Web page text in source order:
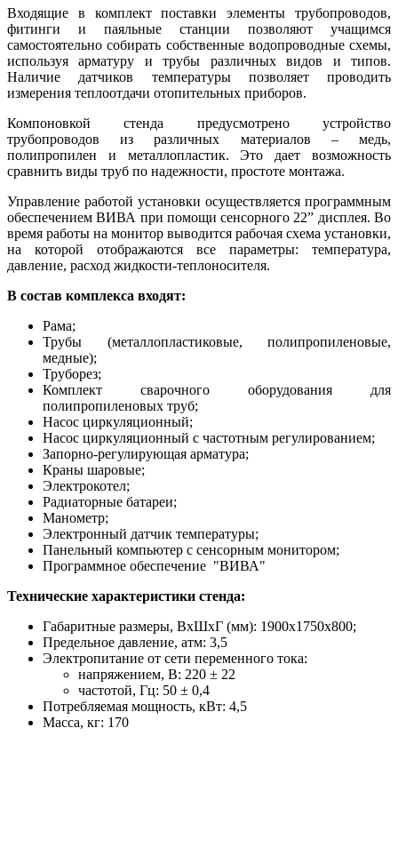
Входящие в комплект поставки элементы трубопроводов,
фитинги и паяльные станции позволяют учащимся
самостоятельно собирать собственные водопроводные схемы,
используя арматуру и трубы различных видов и типов.
Наличие датчиков температуры позволяет проводить
измерения теплоотдачи отопительных приборов.
Компоновкой стенда предусмотрено устройство
трубопроводов из различных материалов – медь,
полипропилен и металлопластик. Это дает возможность
сравнить виды труб по надежности, простоте монтажа.
Управление работой установки осуществляется программным
обеспечением ВИВА при помощи сенсорного 22” дисплея. Во
время работы на монитор выводится рабочая схема установки,
на которой отображаются все параметры: температура,
давление, расход жидкости-теплоносителя.
В состав комплекса входят:
Рама;
Трубы (металлопластиковые, полипропиленовые,
медные);
Труборез;
Комплект сварочного оборудования для
полипропиленовых труб;
Насос циркуляционный;
Насос циркуляционный с частотным регулированием;
Запорно-регулирующая арматура;
Краны шаровые;
Электрокотел;
Радиаторные батареи;
Манометр;
Электронный датчик температуры;
Панельный компьютер с сенсорным монитором;
Программное обеспечение "ВИВА"
Технические характеристики стенда:
Габаритные размеры, ВхШхГ (мм): 1900х1750х800;
Предельное давление, атм: 3,5
Электропитание от сети переменного тока:
напряжением, В: 220 ± 22
частотой, Гц: 50 ± 0,4
Потребляемая мощность, кВт: 4,5
Масса, кг: 170